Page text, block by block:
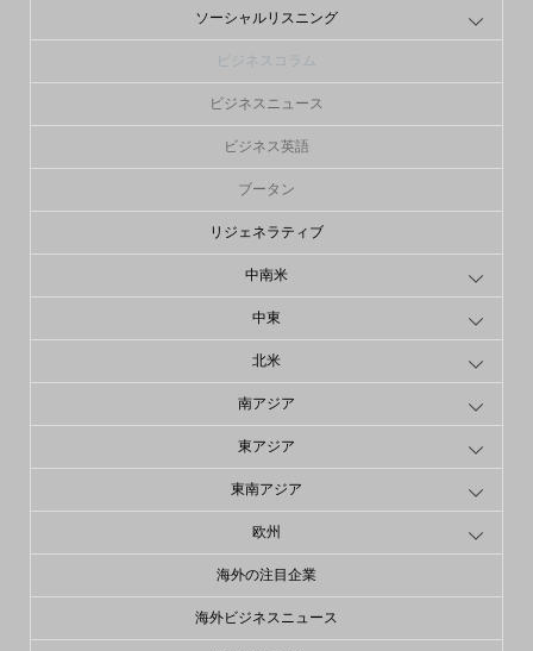
ソーシャルリスニング
ビジネスコラム
ビジネスニュース
ビジネス英語
ブータン
リジェネラティブ
中南米
中東
北米
南アジア
東アジア
東南アジア
欧州
海外の注目企業
海外ビジネスニュース